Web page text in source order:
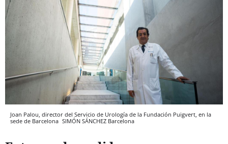
Joan Palou, director del Servicio de Urología de la Fundación Puigvert, en la
sede de Barcelona SIMÓN SÁNCHEZ Barcelona